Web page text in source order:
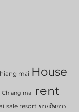
mai House
Chiang mai rent
sale resort ขายกิจการ